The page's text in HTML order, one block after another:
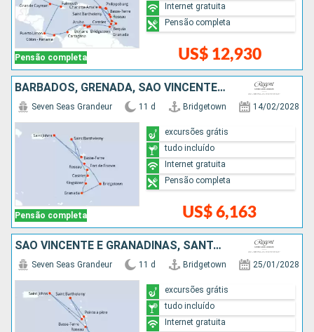
Pensão completa US$ 12,930
Internet gratuita
Pensão completa
BARBADOS, GRENADA, SÃO VINCENTE E GRANADINAS, SANTA LUCIA, FRANCIA, ESTADOS UNIDOS, REPUBLICA DOMINICANA
Pensão completa
Seven Seas Grandeur 11 d Bridgetown 14/02/2028
US$ 6,163
excursões grátis
tudo incluído
Internet gratuita
Pensão completa
SÃO VINCENTE E GRANADINAS, SANTA LUCIA, FRANCIA, ESTADOS UNIDOS, REPUBLICA DOMINICANA, BARBADOS
Seven Seas Grandeur 11 d Bridgetown 25/01/2028
excursões grátis
tudo incluído
Internet gratuita